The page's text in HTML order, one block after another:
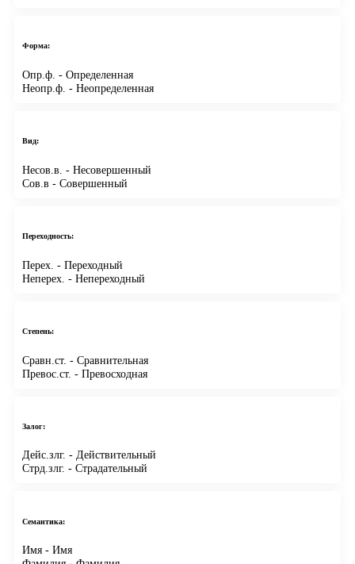
Форма:
Опр.ф. - Определенная
Неопр.ф. - Неопределенная
Вид:
Несов.в. - Несовершенный
Сов.в - Совершенный
Переходность:
Перех. - Переходный
Неперех. - Непереходный
Степень:
Сравн.ст. - Сравнительная
Превос.ст. - Превосходная
Залог:
Дейс.злг. - Действительный
Стрд.злг. - Страдательный
Семантика:
Имя - Имя